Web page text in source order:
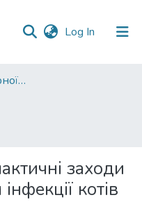
Log In (current)
Факультет ветеринарної медицини
заходи
котів